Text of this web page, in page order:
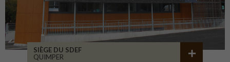
SIÈGE DU SDEF
QUIMPER